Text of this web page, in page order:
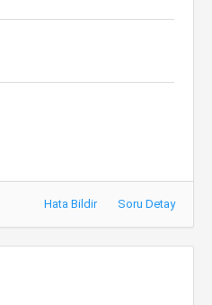
Hata Bildir Soru Detay